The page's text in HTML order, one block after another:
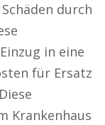
durch
in eine
für Ersatz
Krankenhaus